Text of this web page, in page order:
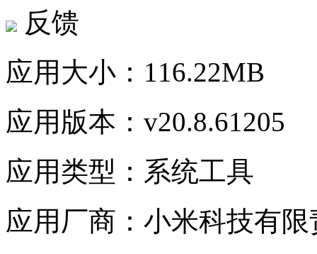
反馈
应用大小： 116.22MB
应用版本： v20.8.61205
应用类型： 系统工具
应用厂商： 小米科技有